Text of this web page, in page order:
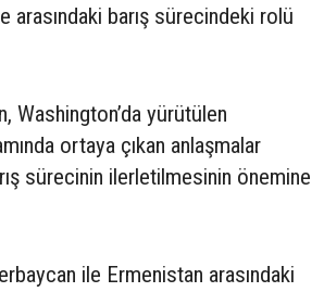
arasındaki barış sürecindeki rolü
Washington’da yürütülen
ortaya çıkan anlaşmalar
sürecinin ilerletilmesinin önemine
ile Ermenistan arasındaki